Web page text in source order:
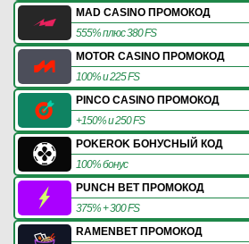
MAD CASINO ПРОМОКОД
555% плюс 380 FS
MOTOR CASINO ПРОМОКОД
100% и 225 FS
PINCO CASINO ПРОМОКОД
+150% и 250 FS
POKEROK БОНУСНЫЙ КОД
100% бонус
PUNCH BET ПРОМОКОД
375% + 300 FS
RAMENBET ПРОМОКОД